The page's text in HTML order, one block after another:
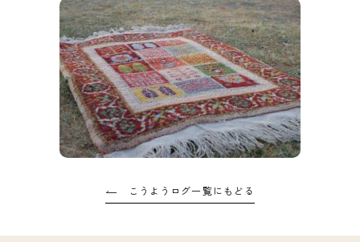
こうようログ一覧にもどる